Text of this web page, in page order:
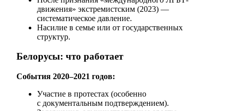
движения» экстремистским (2023) —
систематическое давление.
Насилие в семье или от государственных
структур.
Белорусы: что работает
События 2020–2021 годов:
Участие в протестах (особенно
с документальным подтверждением).